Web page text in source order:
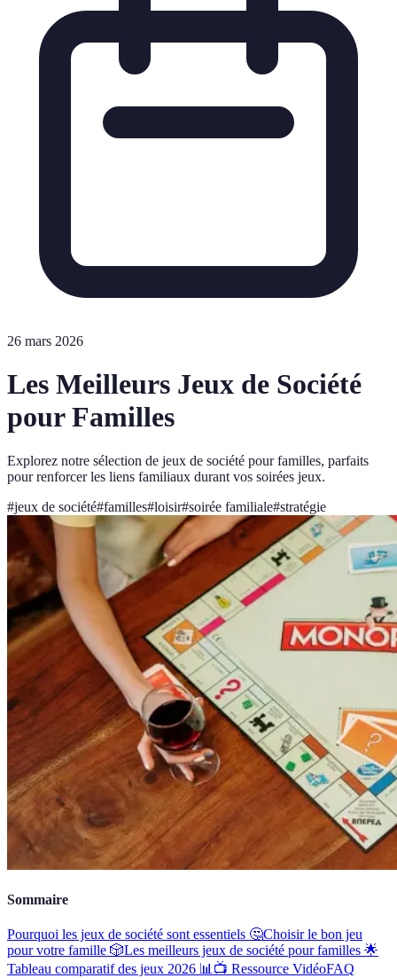
26 mars 2026
Les Meilleurs Jeux de Société
pour Familles
Explorez notre sélection de jeux de société pour familles, parfaits
pour renforcer les liens familiaux durant vos soirées jeux.
#jeux de société#familles#loisir#soirée familiale#stratégie
Sommaire
Pourquoi les jeux de société sont essentiels 🤔Choisir le bon jeu
pour votre famille 🎲Les meilleurs jeux de société pour familles 🌟
Tableau comparatif des jeux 2026 📊📺 Ressource VidéoFAQ